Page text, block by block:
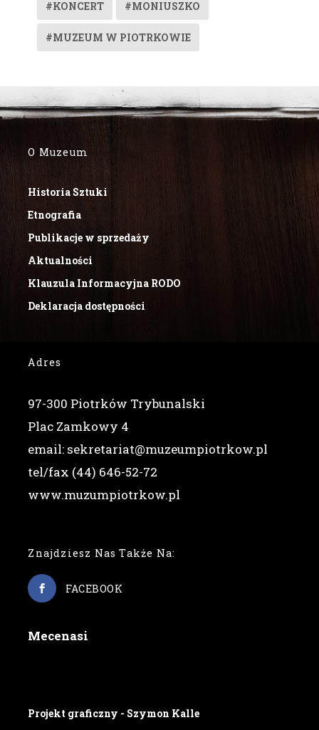
#KONCERT #MONIUSZKO
#MUZEUM W PIOTRKOWIE
O Muzeum
Historia Sztuki
Etnografia
Publikacje w sprzedaży
Aktualności
Klauzula Informacyjna RODO
Deklaracja dostępności
Adres
97-300 Piotrków Trybunalski
Plac Zamkowy 4
email: sekretariat@muzeumpiotrkow.pl
tel/fax (44) 646-52-72
www.muzumpiotrkow.pl
Znajdziesz Nas Także Na:
FACEBOOK
Mecenasi
Projekt graficzny - Szymon Kalle